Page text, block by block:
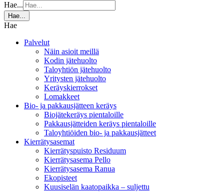
Hae...
Hae...
Hae
Palvelut
Näin asioit meillä
Kodin jätehuolto
Taloyhtiön jätehuolto
Yritysten jätehuolto
Keräyskierrokset
Lomakkeet
Bio- ja pakkausjätteen keräys
Biojätekeräys pientaloille
Pakkausjätteiden keräys pientaloille
Taloyhtiöiden bio- ja pakkausjätteet
Kierrätysasemat
Kierrätyspuisto Residuum
Kierrätysasema Pello
Kierrätysasema Ranua
Ekopisteet
Kuusiselän kaatopaikka – suljettu